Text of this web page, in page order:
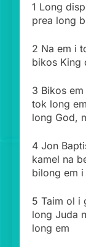
1 Long
prea long
2 Na em i
bikos King
3 Bikos
tok long
long God,
4 Jon
kamel na
bilong em
5 Taim ol i
long Juda
long em